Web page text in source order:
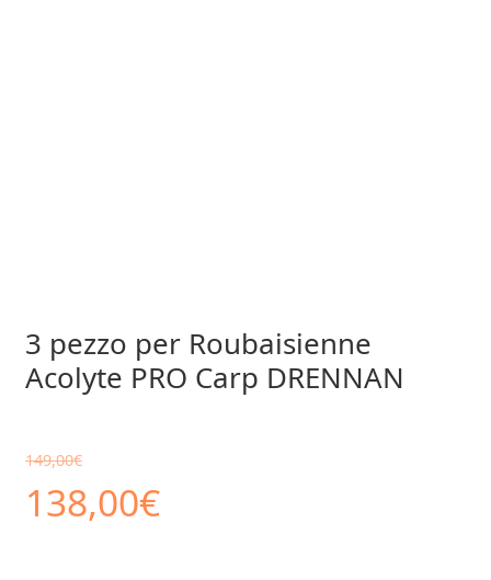
3 pezzo per Roubaisienne
Acolyte PRO Carp DRENNAN
149,00€
Il
138,00€Il